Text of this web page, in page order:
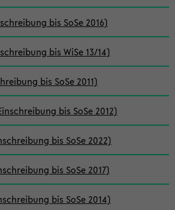
bis SoSe 2016)
bis WiSe 13/14)
bis SoSe 2011)
bis SoSe 2012)
bis SoSe 2022)
bis SoSe 2017)
bis SoSe 2014)